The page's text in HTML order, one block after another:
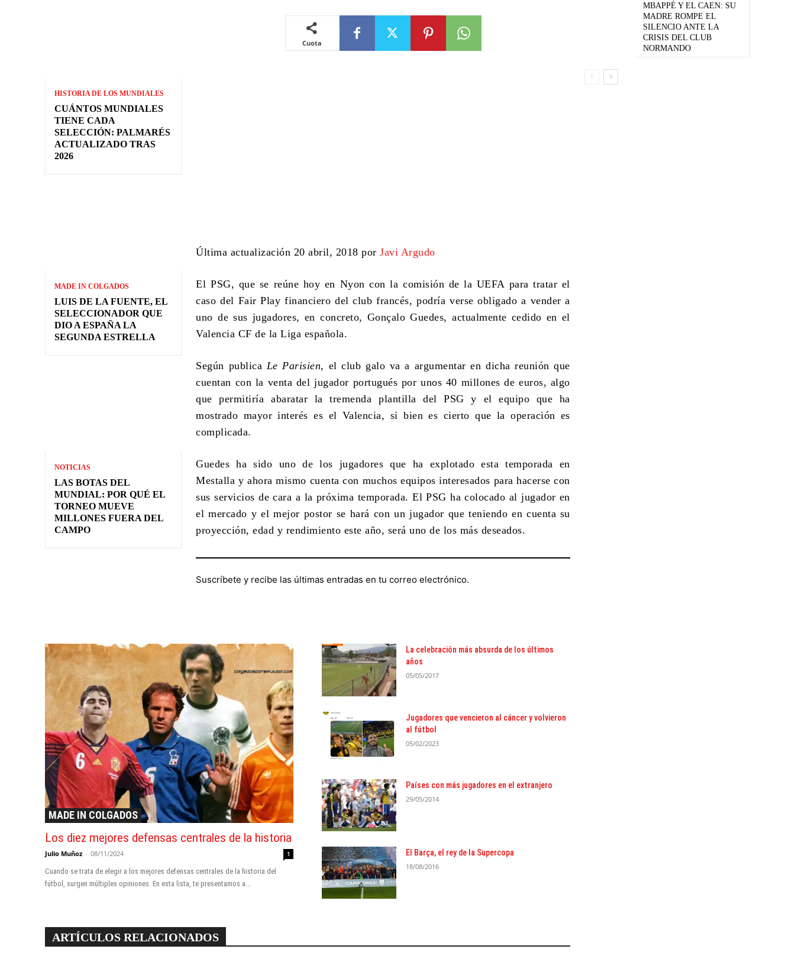
HISTORIA DE LOS MUNDIALES
CUÁNTOS MUNDIALES
TIENE CADA
SELECCIÓN: PALMARÉS
ACTUALIZADO TRAS
2026
MADE IN COLGADOS
LUIS DE LA FUENTE, EL
SELECCIONADOR QUE
DIO A ESPAÑA LA
SEGUNDA ESTRELLA
NOTICIAS
LAS BOTAS DEL
MUNDIAL: POR QUÉ EL
TORNEO MUEVE
MILLONES FUERA DEL
CAMPO
Cuota
Última actualización 20 abril, 2018 porJavi Argudo
El PSG, que se reúne hoy en Nyon con la comisión de la UEFA para tratar el
caso del Fair Play financiero del club francés, podría verse obligado a vender a
uno de sus jugadores, en concreto, Gonçalo Guedes, actualmente cedido en el
Valencia CF de la Liga española.
Según publica Le Parisien, el club galo va a argumentar en dicha reunión que
cuentan con la venta del jugador portugués por unos 40 millones de euros, algo
que permitiría abaratar la tremenda plantilla del PSG y el equipo que ha
mostrado mayor interés es el Valencia, si bien es cierto que la operación es
complicada.
Guedes ha sido uno de los jugadores que ha explotado esta temporada en
Mestalla y ahora mismo cuenta con muchos equipos interesados para hacerse con
sus servicios de cara a la próxima temporada. El PSG ha colocado al jugador en
el mercado y el mejor postor se hará con un jugador que teniendo en cuenta su
proyección, edad y rendimiento este año, será uno de los más deseados.
Suscríbete y recibe las últimas entradas en tu correo electrónico.
MADE IN COLGADOS
Los diez mejores defensas centrales de la historia
Julio Muñoz - 08/11/2024 1
Cuando se trata de elegir a los mejores defensas centrales de la historia del
fútbol, surgen múltiples opiniones. En esta lista, te presentamos a...
La celebración más absurda de los últimos
años
05/05/2017
Jugadores que vencieron al cáncer y volvieron
al fútbol
05/02/2023
Países con más jugadores en el extranjero
29/05/2014
El Barça, el rey de la Supercopa
18/08/2016
ARTÍCULOS RELACIONADOS
MBAPPÉ Y EL CAEN: SU
MADRE ROMPE EL
SILENCIO ANTE LA
CRISIS DEL CLUB
NORMANDO